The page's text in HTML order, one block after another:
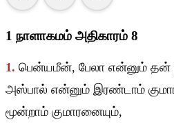
1 நாளாகமம் அதிகாரம் 8
1. பென்யமீன், பேலா என்னும் தன்
அஸ்பால் என்னும் இரண்டாம்
மூன்றாம் குமாரனையும்,